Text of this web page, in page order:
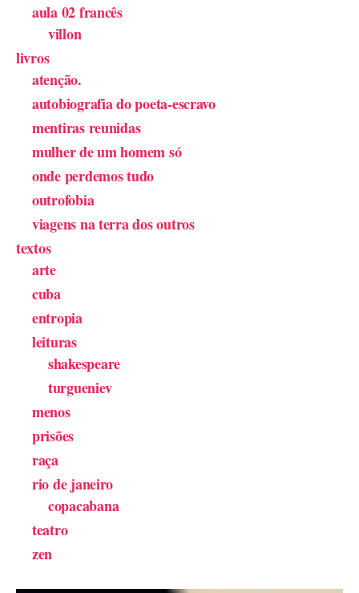
aula 02 francês
villon
livros
atenção.
autobiografia do poeta-escravo
mentiras reunidas
mulher de um homem só
onde perdemos tudo
outrofobia
viagens na terra dos outros
textos
arte
cuba
entropia
leituras
shakespeare
turgueniev
menos
prisões
raça
rio de janeiro
copacabana
teatro
zen